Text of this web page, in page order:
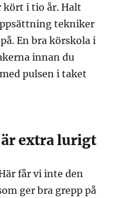
kört i tio år. Halt
tekniker
En bra körskola i
innan du
pulsen i taket
extra lurigt
får vi inte den
ger bra grepp på